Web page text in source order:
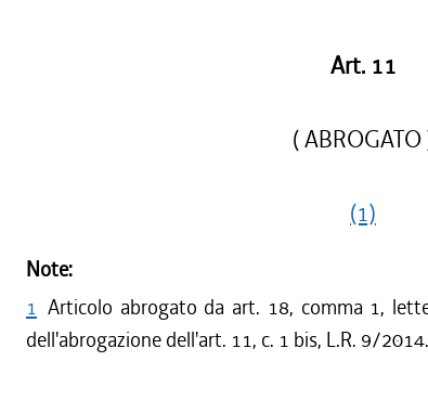
Art. 11
( ABROGATO
(1)
Note:
1 Articolo abrogato da art. 18, comma 1,
dell'abrogazione dell'art. 11, c. 1 bis, L.R. 9/2014.